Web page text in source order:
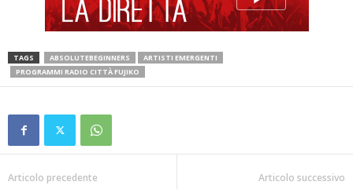
TAGS ABSOLUTEBEGINNERS
ARTISTI EMERGENTI
PROGRAMMI RADIO CITTÀ FUJIKO
Articolo precedente Articolo successivo